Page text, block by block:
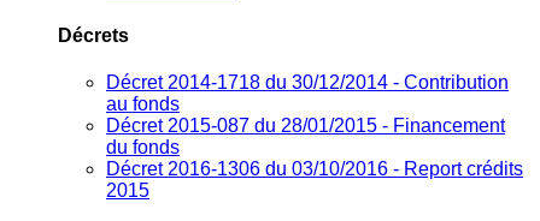
Décrets
Décret 2014-1718 du 30/12/2014 - Contribution
au fonds
Décret 2015-087 du 28/01/2015 - Financement
du fonds
Décret 2016-1306 du 03/10/2016 - Report crédits
2015